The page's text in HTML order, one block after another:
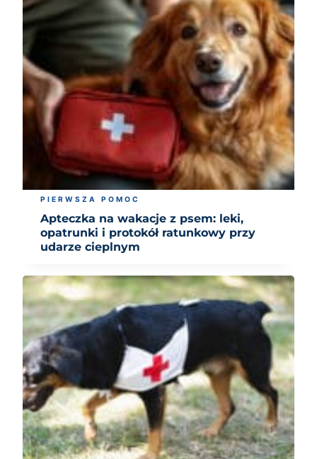
PIERWSZA POMOC
Apteczka na wakacje z psem: leki,
opatrunki i protokół ratunkowy przy
udarze cieplnym